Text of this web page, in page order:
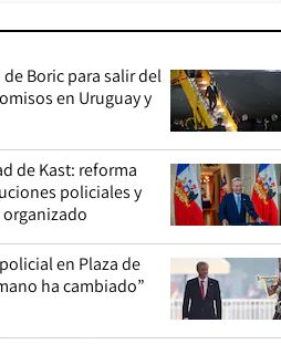
Boric para salir del
en Uruguay y
de Kast: reforma
policiales y
en Plaza de
ha cambiado”